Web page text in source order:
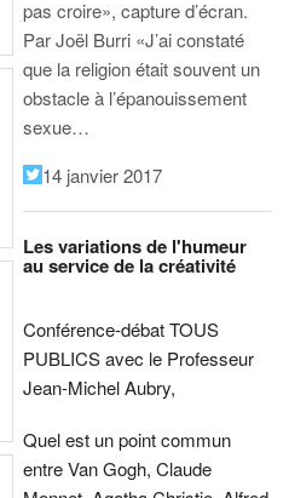
pas croire», capture d’écran.
Par Joël Burri «J’ai constaté
que la religion était souvent un
obstacle à l’épanouissement
sexue…
14 janvier 2017
Les variations de l'humeur
au service de la créativité
Conférence-débat TOUS
PUBLICS avec le Professeur
Jean-Michel Aubry,
Quel est un point commun
entre Van Gogh, Claude